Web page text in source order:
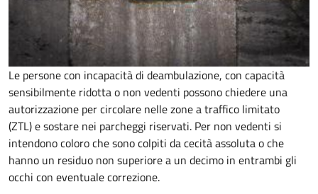
Le persone con incapacità di deambulazione, con capacità
sensibilmente ridotta o non vedenti possono chiedere una
autorizzazione per circolare nelle zone a traffico limitato
(ZTL) e sostare nei parcheggi riservati. Per non vedenti si
intendono coloro che sono colpiti da cecità assoluta o che
hanno un residuo non superiore a un decimo in entrambi gli
occhi con eventuale correzione.